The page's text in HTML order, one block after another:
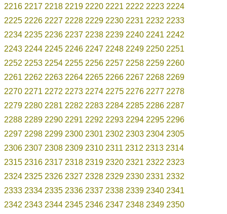
2216 2217 2218 2219 2220 2221 2222 2223 2224
2225 2226 2227 2228 2229 2230 2231 2232 2233
2234 2235 2236 2237 2238 2239 2240 2241 2242
2243 2244 2245 2246 2247 2248 2249 2250 2251
2252 2253 2254 2255 2256 2257 2258 2259 2260
2261 2262 2263 2264 2265 2266 2267 2268 2269
2270 2271 2272 2273 2274 2275 2276 2277 2278
2279 2280 2281 2282 2283 2284 2285 2286 2287
2288 2289 2290 2291 2292 2293 2294 2295 2296
2297 2298 2299 2300 2301 2302 2303 2304 2305
2306 2307 2308 2309 2310 2311 2312 2313 2314
2315 2316 2317 2318 2319 2320 2321 2322 2323
2324 2325 2326 2327 2328 2329 2330 2331 2332
2333 2334 2335 2336 2337 2338 2339 2340 2341
2342 2343 2344 2345 2346 2347 2348 2349 2350